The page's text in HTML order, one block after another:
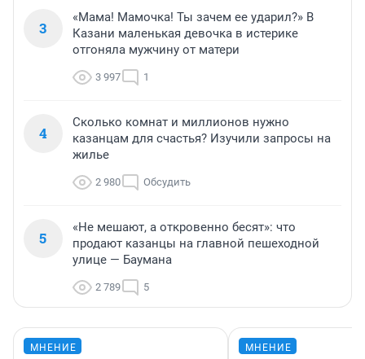
3
«Мама! Мамочка! Ты зачем ее ударил?» В
Казани маленькая девочка в истерике
отгоняла мужчину от матери
3 997 1
4
Сколько комнат и миллионов нужно
казанцам для счастья? Изучили запросы на
жилье
2 980 Обсудить
5
«Не мешают, а откровенно бесят»: что
продают казанцы на главной пешеходной
улице — Баумана
2 789 5
МНЕНИЕ МНЕНИЕ